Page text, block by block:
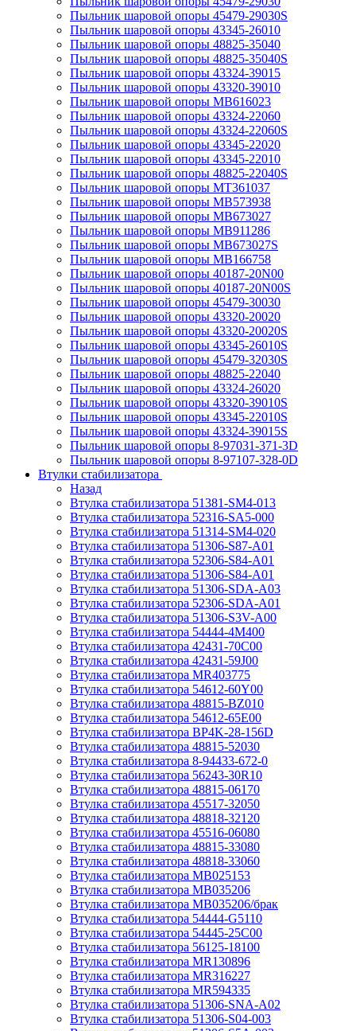
Пыльник шаровой опоры 45479-29030S
Пыльник шаровой опоры 43345-26010
Пыльник шаровой опоры 48825-35040
Пыльник шаровой опоры 48825-35040S
Пыльник шаровой опоры 43324-39015
Пыльник шаровой опоры 43320-39010
Пыльник шаровой опоры MB616023
Пыльник шаровой опоры 43324-22060
Пыльник шаровой опоры 43324-22060S
Пыльник шаровой опоры 43345-22020
Пыльник шаровой опоры 43345-22010
Пыльник шаровой опоры 48825-22040S
Пыльник шаровой опоры MT361037
Пыльник шаровой опоры MB573938
Пыльник шаровой опоры MB673027
Пыльник шаровой опоры MB911286
Пыльник шаровой опоры MB673027S
Пыльник шаровой опоры MB166758
Пыльник шаровой опоры 40187-20N00
Пыльник шаровой опоры 40187-20N00S
Пыльник шаровой опоры 45479-30030
Пыльник шаровой опоры 43320-20020
Пыльник шаровой опоры 43320-20020S
Пыльник шаровой опоры 43345-26010S
Пыльник шаровой опоры 45479-32030S
Пыльник шаровой опоры 48825-22040
Пыльник шаровой опоры 43324-26020
Пыльник шаровой опоры 43320-39010S
Пыльник шаровой опоры 43345-22010S
Пыльник шаровой опоры 43324-39015S
Пыльник шаровой опоры 8-97031-371-3D
Пыльник шаровой опоры 8-97107-328-0D
Втулки стабилизатора
Назад
Втулка стабилизатора 51381-SM4-013
Втулка стабилизатора 52316-SA5-000
Втулка стабилизатора 51314-SM4-020
Втулка стабилизатора 51306-S87-A01
Втулка стабилизатора 52306-S84-A01
Втулка стабилизатора 51306-S84-A01
Втулка стабилизатора 51306-SDA-A03
Втулка стабилизатора 52306-SDA-A01
Втулка стабилизатора 51306-S3V-A00
Втулка стабилизатора 54444-4M400
Втулка стабилизатора 42431-70С00
Втулка стабилизатора 42431-59J00
Втулка стабилизатора MR403775
Втулка стабилизатора 54612-60Y00
Втулка стабилизатора 48815-BZ010
Втулка стабилизатора 54612-65Е00
Втулка стабилизатора BP4K-28-156D
Втулка стабилизатора 48815-52030
Втулка стабилизатора 8-94433-672-0
Втулка стабилизатора 56243-30R10
Втулка стабилизатора 48815-06170
Втулка стабилизатора 45517-32050
Втулка стабилизатора 48818-32120
Втулка стабилизатора 45516-06080
Втулка стабилизатора 48815-33080
Втулка стабилизатора 48818-33060
Втулка стабилизатора MB025153
Втулка стабилизатора MB035206
Втулка стабилизатора MB035206/брак
Втулка стабилизатора 54444-G5110
Втулка стабилизатора 54445-25C00
Втулка стабилизатора 56125-18100
Втулка стабилизатора MR130896
Втулка стабилизатора MR316227
Втулка стабилизатора MR594335
Втулка стабилизатора 51306-SNA-A02
Втулка стабилизатора 51306-S04-003